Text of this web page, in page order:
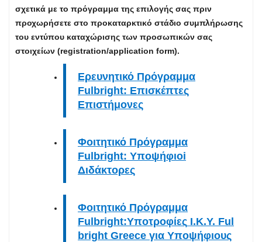
σχετικά με το πρόγραμμα της επιλογής σας πριν
προχωρήσετε στο προκαταρκτικό στάδιο συμπλήρωσης
του εντύπου καταχώρισης των προσωπικών σας
στοιχείων (registration/application form).
Ερευνητικό Πρόγραμμα
Fulbright: Επισκέπτες
Επιστήμονες
Φοιτητικό Πρόγραμμα
Fulbright: Yποψήφιοi
Διδάκτορες
Φοιτητικό Πρόγραμμα
Fulbright:Υποτροφίες Ι.Κ.Υ. Ful
bright Greece για Υποψήφιους